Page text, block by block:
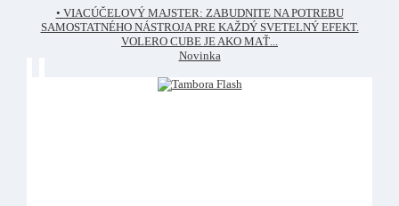
• VIACÚČELOVÝ MAJSTER: ZABUDNITE NA POTREBU
SAMOSTATNÉHO NÁSTROJA PRE KAŽDÝ SVETELNÝ EFEKT.
VOLERO CUBE JE AKO MAŤ...
Novinka